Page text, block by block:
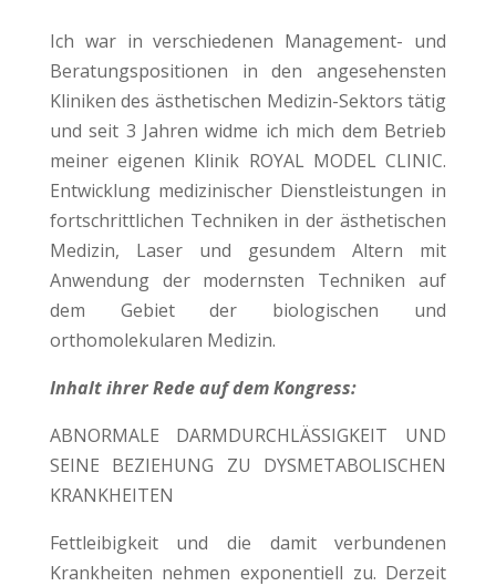
Ich war in verschiedenen Management- und
Beratungspositionen in den angesehensten
Kliniken des ästhetischen Medizin-Sektors tätig
und seit 3 Jahren widme ich mich dem Betrieb
meiner eigenen Klinik ROYAL MODEL CLINIC.
Entwicklung medizinischer Dienstleistungen in
fortschrittlichen Techniken in der ästhetischen
Medizin, Laser und gesundem Altern mit
Anwendung der modernsten Techniken auf
dem Gebiet der biologischen und
orthomolekularen Medizin.
Inhalt ihrer Rede auf dem Kongress:
ABNORMALE DARMDURCHLÄSSIGKEIT UND
SEINE BEZIEHUNG ZU DYSMETABOLISCHEN
KRANKHEITEN
Fettleibigkeit und die damit verbundenen
Krankheiten nehmen exponentiell zu. Derzeit